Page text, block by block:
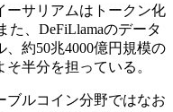
ーサリアムはトークン化
た、DeFiLlamaのデータ
約50兆4000億円規模の
半分を担っている。
ブルコイン分野ではなお